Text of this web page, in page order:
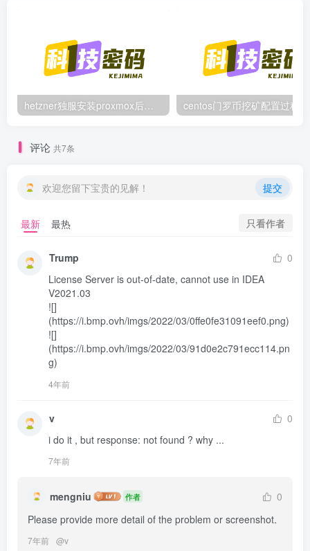
hetzner独服安装proxmox后，配置NAT网络（为单IP创建多个虚拟机做准备） centos门罗币挖矿配置过程
评论 共7条
欢迎您留下宝贵的见解！ 提交
最新 最热 只看作者
Trump
0
License Server is out-of-date, cannot use in IDEA
V2021.03
![]
(https://i.bmp.ovh/imgs/2022/03/0ffe0fe31091eef0.png)
![]
(https://i.bmp.ovh/imgs/2022/03/91d0e2c791ecc114.pn
g)
4年前
v
0
i do it , but response: not found ? why ...
7年前
mengniu 作者
0
Please provide more detail of the problem or screenshot.
7年前 @v